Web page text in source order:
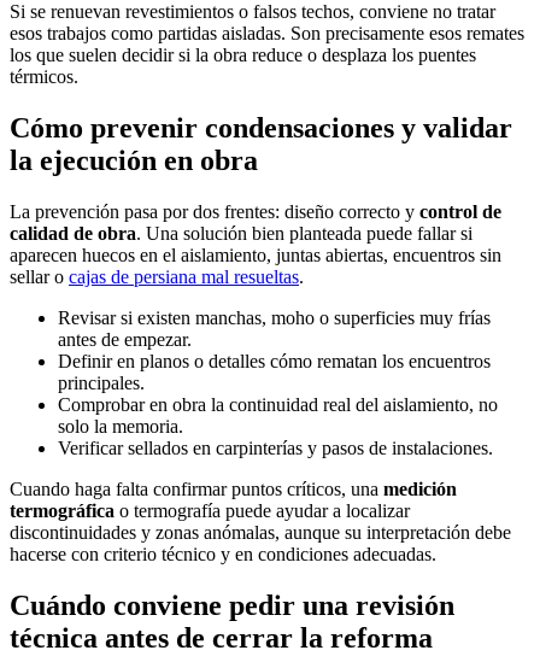
Si se renuevan revestimientos o falsos techos, conviene no tratar
esos trabajos como partidas aisladas. Son precisamente esos remates
los que suelen decidir si la obra reduce o desplaza los puentes
térmicos.
Cómo prevenir condensaciones y validar
la ejecución en obra
La prevención pasa por dos frentes: diseño correcto y control de
calidad de obra. Una solución bien planteada puede fallar si
aparecen huecos en el aislamiento, juntas abiertas, encuentros sin
sellar o cajas de persiana mal resueltas.
Revisar si existen manchas, moho o superficies muy frías
antes de empezar.
Definir en planos o detalles cómo rematan los encuentros
principales.
Comprobar en obra la continuidad real del aislamiento, no
solo la memoria.
Verificar sellados en carpinterías y pasos de instalaciones.
Cuando haga falta confirmar puntos críticos, una medición
termográfica o termografía puede ayudar a localizar
discontinuidades y zonas anómalas, aunque su interpretación debe
hacerse con criterio técnico y en condiciones adecuadas.
Cuándo conviene pedir una revisión
técnica antes de cerrar la reforma